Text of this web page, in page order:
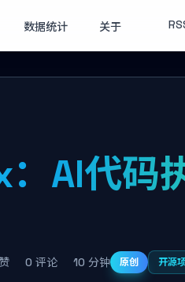
数据统计 关于
AI代码
0 评论 10 分钟 原创 开源